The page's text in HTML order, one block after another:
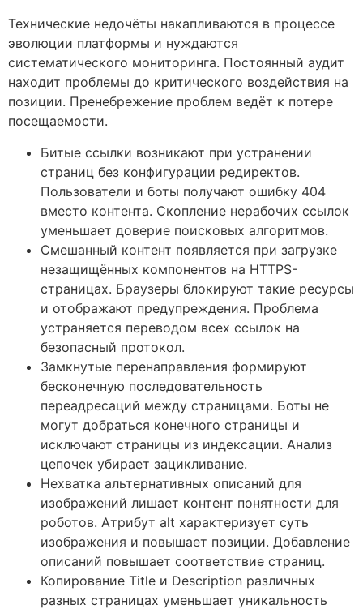
Технические недочёты накапливаются в процессе
эволюции платформы и нуждаются
систематического мониторинга. Постоянный аудит
находит проблемы до критического воздействия на
позиции. Пренебрежение проблем ведёт к потере
посещаемости.
Битые ссылки возникают при устранении
страниц без конфигурации редиректов.
Пользователи и боты получают ошибку 404
вместо контента. Скопление нерабочих ссылок
уменьшает доверие поисковых алгоритмов.
Смешанный контент появляется при загрузке
незащищённых компонентов на HTTPS-
страницах. Браузеры блокируют такие ресурсы
и отображают предупреждения. Проблема
устраняется переводом всех ссылок на
безопасный протокол.
Замкнутые перенаправления формируют
бесконечную последовательность
переадресаций между страницами. Боты не
могут добраться конечного страницы и
исключают страницы из индексации. Анализ
цепочек убирает зацикливание.
Нехватка альтернативных описаний для
изображений лишает контент понятности для
роботов. Атрибут alt характеризует суть
изображения и повышает позиции. Добавление
описаний повышает соответствие страниц.
Копирование Title и Description различных
разных страницах уменьшает уникальность